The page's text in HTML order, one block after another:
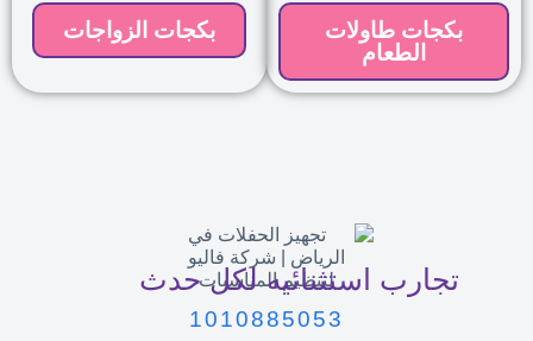
بكجات طاولات
الطعام
بكجات الزواجات
تجارب استثنائيه لكل حدث
1010885053